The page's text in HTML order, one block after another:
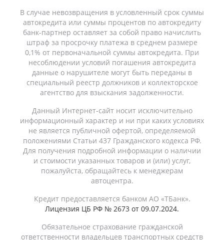
В случае невозвращения в условленный срок суммы
автокредита или суммы процентов по автокредиту
банк-партнер оставляет за собой право начислить
штраф за просрочку платежа в среднем размере
0,1% от первоначальной суммы автокредита. При
несоблюдении условий погашения автокредита
данные о нарушителе могут быть переданы в
специальный реестр должников и коллекторское
агентство для взыскания задолженности.
Данный Интернет-сайт носит исключительно
информационный характер и ни при каких условиях
не является публичной офертой, определяемой
положениями Статьи 437 Гражданского кодекса РФ.
Для получения подробной информации о наличии
и стоимости указанных товаров и (или) услуг,
пожалуйста, обращайтесь к менеджерам
автоцентра.
Кредит предоставляется банком АО «ТБанк».
Лицензия ЦБ РФ № 2673 от 09.07.2024.
Обязательное страхование гражданской
ответственности владельцев транспортных средств